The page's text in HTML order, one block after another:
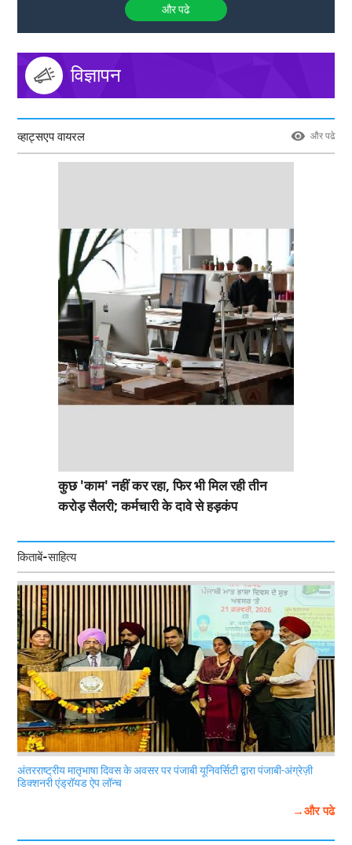
और पढे
विज्ञापन
व्हाट्सएप वायरल और पढे
कुछ 'काम' नहीं कर रहा, फिर भी मिल रही तीन
करोड़ सैलरी; कर्मचारी के दावे से हड़कंप
किताबें-साहित्य
अंतरराष्ट्रीय मातृभाषा दिवस के अवसर पर पंजाबी यूनिवर्सिटी द्वारा पंजाबी-अंग्रेज़ी
डिक्शनरी एंड्रॉयड ऐप लॉन्च
→और पढे